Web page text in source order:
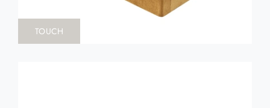
TOUCH